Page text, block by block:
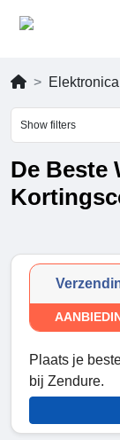
Elektronica
Show filters
De Beste
Plaats je
bij Zendure.